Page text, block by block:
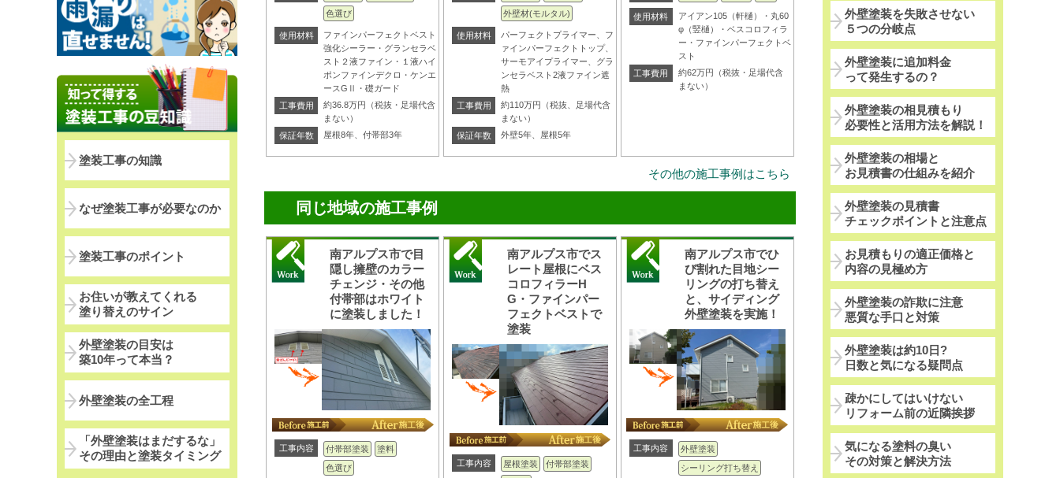
色選び
使用材料
ファインパーフェクトベスト
強化シーラー・グランセラベ
スト２液ファイン・１液ハイ
ポンファインデクロ・ケンエ
ースGⅡ・礎ガード
工事費用
約36.8万円（税抜・足場代含
まない）
保証年数
屋根8年、付帯部3年
外壁材(モルタル)
使用材料
パーフェクトプライマー、フ
ァインパーフェクトトップ、
サーモアイプライマー、グラ
ンセラベスト2液ファイン遮
熱
工事費用
約110万円（税抜、足場代含
まない）
保証年数
外壁5年、屋根5年
使用材料
アイアン105（軒樋）・丸60
φ（竪樋）・ベスコロフィラ
ー・ファインパーフェクトベ
スト
工事費用
約62万円（税抜・足場代含
まない）
その他の施工事例はこちら
同じ地域の施工事例
南アルプス市で目
隠し擁壁のカラー
チェンジ・その他
付帯部はホワイト
に塗装しました！
工事内容 付帯部塗装
塗料
色選び
南アルプス市でス
レート屋根にベス
コロフィラーH
G・ファインパー
フェクトベストで
塗装
工事内容 屋根塗装 付帯部塗装
南アルプス市でひ
び割れた目地シー
リングの打ち替え
と、サイディング
外壁塗装を実施！
工事内容
外壁塗装
シーリング打ち替え
外壁塗装を失敗させない
５つの分岐点
外壁塗装に追加料金
って発生するの？
外壁塗装の相見積もり
必要性と活用方法を解説！
外壁塗装の相場と
お見積書の仕組みを紹介
外壁塗装の見積書
チェックポイントと注意点
お見積もりの適正価格と
内容の見極め方
外壁塗装の詐欺に注意
悪質な手口と対策
外壁塗装は約10日?
日数と気になる疑問点
疎かにしてはいけない
リフォーム前の近隣挨拶
気になる塗料の臭い
その対策と解決方法
塗装工事の知識
なぜ塗装工事が必要なのか
塗装工事のポイント
お住いが教えてくれる
塗り替えのサイン
外壁塗装の目安は
築10年って本当？
外壁塗装の全工程
「外壁塗装はまだするな」
その理由と塗装タイミング